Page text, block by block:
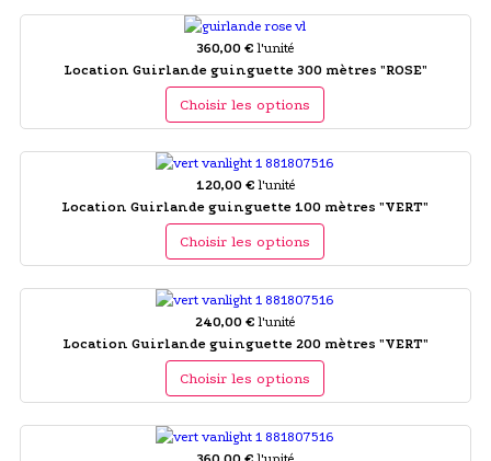
360,00 € l'unité
Location Guirlande guinguette 300 mètres "ROSE"
Choisir les options
120,00 € l'unité
Location Guirlande guinguette 100 mètres "VERT"
Choisir les options
240,00 € l'unité
Location Guirlande guinguette 200 mètres "VERT"
Choisir les options